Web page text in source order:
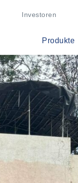
Investoren
Produkte